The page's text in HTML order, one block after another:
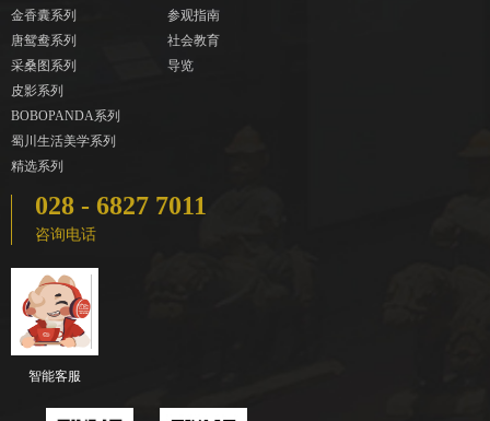
金香囊系列
唐鸳鸯系列
采桑图系列
皮影系列
BOBOPANDA系列
蜀川生活美学系列
精选系列
参观指南
社会教育
导览
028 - 6827 7011
咨询电话
智能客服